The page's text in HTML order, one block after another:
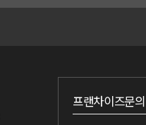
프랜차이즈문의